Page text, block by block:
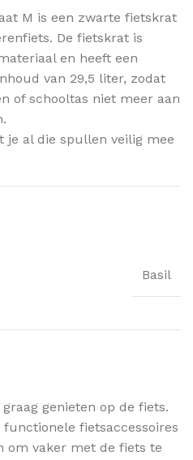
M is een zwarte fietskrat
De fietskrat is
en heeft een
van 29,5 liter, zodat
of schooltas niet meer aan
je al die spullen veilig mee
Basil
genieten op de fiets.
fietsaccessoires
om vaker met de fiets te